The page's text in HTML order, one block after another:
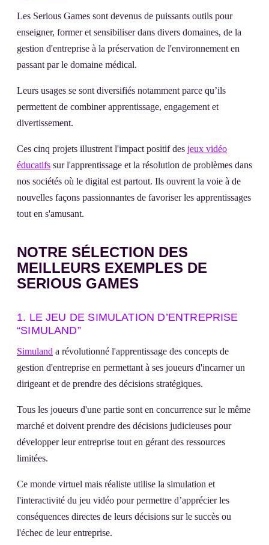
Les Serious Games sont devenus de puissants outils pour
enseigner, former et sensibiliser dans divers domaines, de la
gestion d'entreprise à la préservation de l'environnement en
passant par le domaine médical.
Leurs usages se sont diversifiés notamment parce qu’ils
permettent de combiner apprentissage, engagement et
divertissement.
Ces cinq projets illustrent l'impact positif des jeux vidéo
éducatifs sur l'apprentissage et la résolution de problèmes dans
nos sociétés où le digital est partout. Ils ouvrent la voie à de
nouvelles façons passionnantes de favoriser les apprentissages
tout en s'amusant.
NOTRE SÉLECTION DES
MEILLEURS EXEMPLES DE
SERIOUS GAMES
1. LE JEU DE SIMULATION D’ENTREPRISE
“SIMULAND”
Simuland a révolutionné l'apprentissage des concepts de
gestion d'entreprise en permettant à ses joueurs d'incarner un
dirigeant et de prendre des décisions stratégiques.
Tous les joueurs d'une partie sont en concurrence sur le même
marché et doivent prendre des décisions judicieuses pour
développer leur entreprise tout en gérant des ressources
limitées.
Ce monde virtuel mais réaliste utilise la simulation et
l'interactivité du jeu vidéo pour permettre d’apprécier les
conséquences directes de leurs décisions sur le succès ou
l'échec de leur entreprise.